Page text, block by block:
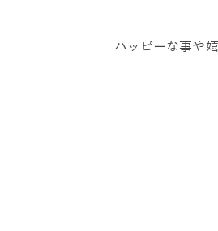
ハッピーな事や